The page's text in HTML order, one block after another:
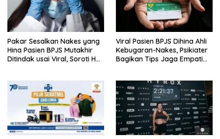
Pakar Sesalkan Nakes yang
Hina Pasien BPJS Mutakhir
Ditindak usai Viral, Soroti Hal
Viral Pasien BPJS Dihina Ahli
Kebugaran-Nakes, Psikiater
Bagikan Tips Jaga Empati